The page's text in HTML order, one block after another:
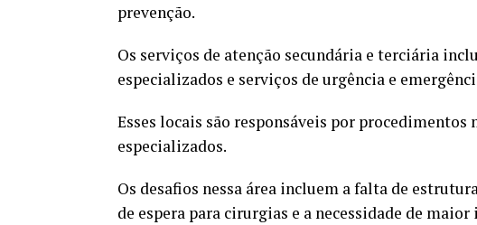
prevenção.
Os serviços de atenção secundária e terciária
especializados e serviços de urgência e
Esses locais são responsáveis por
especializados.
Os desafios nessa área incluem a falta de
de espera para cirurgias e a necessidade de